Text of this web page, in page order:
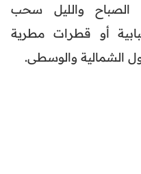
والليل سحب
أو قطرات مطرية
الشمالية والوسطى.